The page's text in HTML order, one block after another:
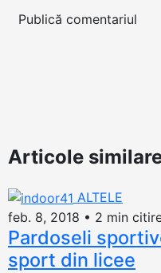
Articole
ALTELE
feb. 8, 2018 • 2 min
Pardoseli
sport din licee